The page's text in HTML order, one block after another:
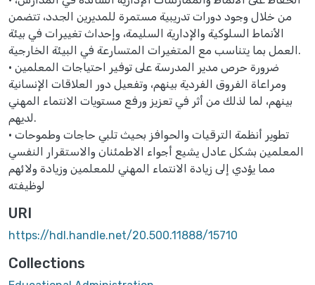
من خلال وجود دورات تدريبية مستمرة للمديرين الجدد، تتضمن
الأنماط السلوكية والإدارية السليمة، وإحداث تغييرات في بيئة
العمل بما يتناسب مع المتغيرات المتسارعة في البيئة الخارجية.
• ضرورة حرص مدير المدرسة على توفير احتياجات المعلمين
ومراعاة الفروق الفردية بينهم، وتفعيل دور العلاقات الإنسانية
بينهم، لما لذلك من أثر في تعزيز ورفع مستويات الانتماء المهني
لديهم.
• تطوير أنظمة الترقيات والحوافز بحيث تلبي حاجات وطموحات
المعلمين بشكل عادل يشيع أجواء الاطمئنان والاستقرار النفسي
مما يؤدي إلى زيادة الانتماء المهني للمعلمين وزيادة ولائهم
لوظيفته
URI
https://hdl.handle.net/20.500.11888/15710
Collections